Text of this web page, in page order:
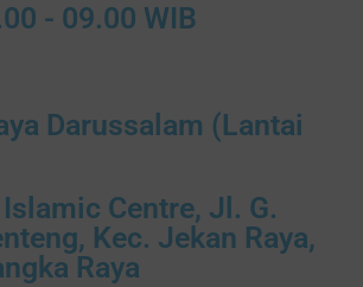
- 09.00 WIB
Darussalam (Lantai
Centre, Jl. G.
Kec. Jekan Raya,
Raya